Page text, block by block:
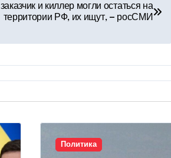
заказчик и киллер могли остаться на
территории РФ, их ищут, — росСМИ
Политика